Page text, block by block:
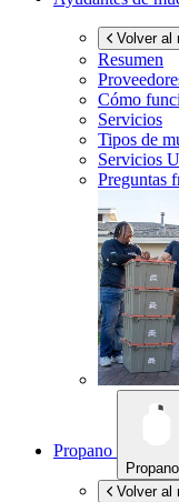
Volver al
Resumen
Cómo
Servicios
Tipos de
Servicios
Preguntas
Propano
Propano
Volver al